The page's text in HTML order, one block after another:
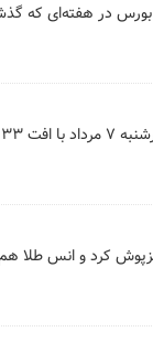
رسید.